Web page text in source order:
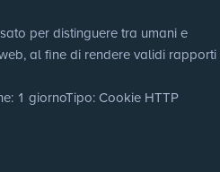
per distinguere tra umani e
al fine di rendere validi rapporti
: 1 giornoTipo: Cookie HTTP